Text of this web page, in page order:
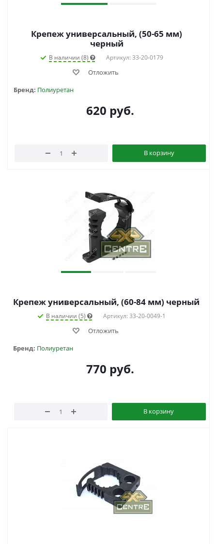
Крепеж универсальный, (50-65 мм)
черный
В наличии (8) Артикул: 33-20-0179
Отложить
Бренд: Полиуретан
620 руб.
В корзину
Крепеж универсальный, (60-84 мм) черный
В наличии (5) Артикул: 33-20-0049-1
Отложить
Бренд: Полиуретан
770 руб.
В корзину